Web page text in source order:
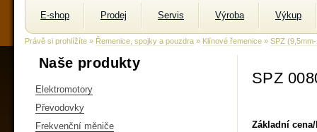
E-shop Prodej Servis Výroba Výkup
Právě si prohlížíte » Řemenice, spojky a pouzdra » Klínové řemenice » SPZ
Naše produkty
Elektromotory
Převodovky
Frekvenční měniče
SPZ
Základní